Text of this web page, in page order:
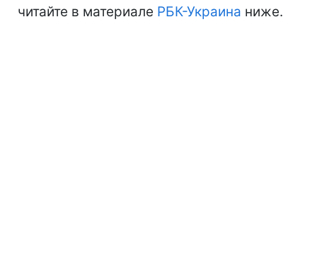
читайте в материале РБК-Украина ниже.